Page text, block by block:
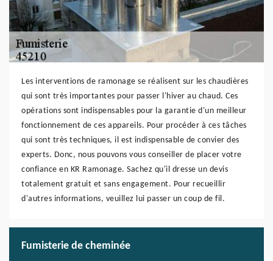
Les interventions de ramonage se réalisent sur les chaudières
qui sont très importantes pour passer l'hiver au chaud. Ces
opérations sont indispensables pour la garantie d'un meilleur
fonctionnement de ces appareils. Pour procéder à ces tâches
qui sont très techniques, il est indispensable de convier des
experts. Donc, nous pouvons vous conseiller de placer votre
confiance en KR Ramonage. Sachez qu'il dresse un devis
totalement gratuit et sans engagement. Pour recueillir
d'autres informations, veuillez lui passer un coup de fil.
Fumisterie de cheminée